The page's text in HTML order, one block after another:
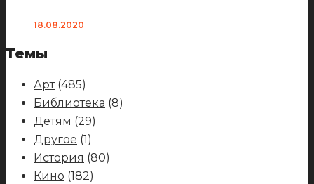
18.08.2020
Темы
Арт(485)
Библиотека (8)
Детям (29)
Другое (1)
История (80)
Кино (182)